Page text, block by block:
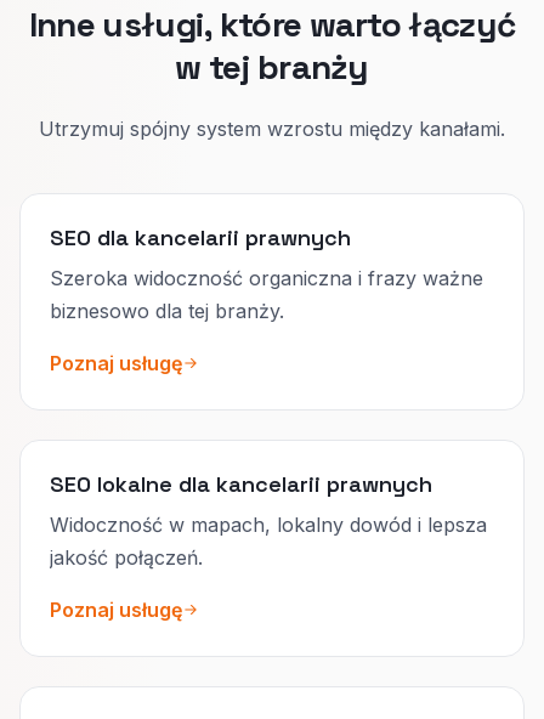
Inne usługi, które warto łączyć
w tej branży
Utrzymuj spójny system wzrostu między kanałami.
SEO dla kancelarii prawnych
Szeroka widoczność organiczna i frazy ważne
biznesowo dla tej branży.
Poznaj usługę
SEO lokalne dla kancelarii prawnych
Widoczność w mapach, lokalny dowód i lepsza
jakość połączeń.
Poznaj usługę